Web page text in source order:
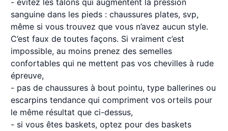
- évitez les talons qui augmentent la pression
sanguine dans les pieds : chaussures plates, svp,
même si vous trouvez que vous n’avez aucun style.
C’est faux de toutes façons. Si vraiment c’est
impossible, au moins prenez des semelles
confortables qui ne mettent pas vos chevilles à rude
épreuve,
- pas de chaussures à bout pointu, type ballerines ou
escarpins tendance qui compriment vos orteils pour
le même résultat que ci-dessus,
- si vous êtes baskets, optez pour des baskets